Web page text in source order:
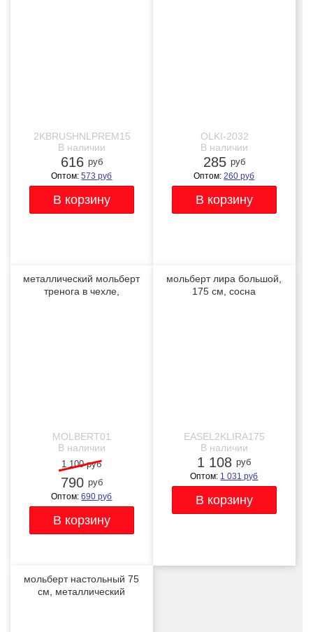
2KBRUSHNLPREM15
В наличии
616 руб
Оптом:573 руб
OLKI-2032
В наличии
285 руб
Оптом:260 руб
металлический мольберт
тренога в чехле,
MOLBERT01
В наличии
1 100 руб
790 руб
Оптом:690 руб
мольберт лира большой,
175 см, сосна
EASEL2KLIRA175
В наличии
1 108 руб
Оптом: 1 031 руб
мольберт настольный 75
см, металлический